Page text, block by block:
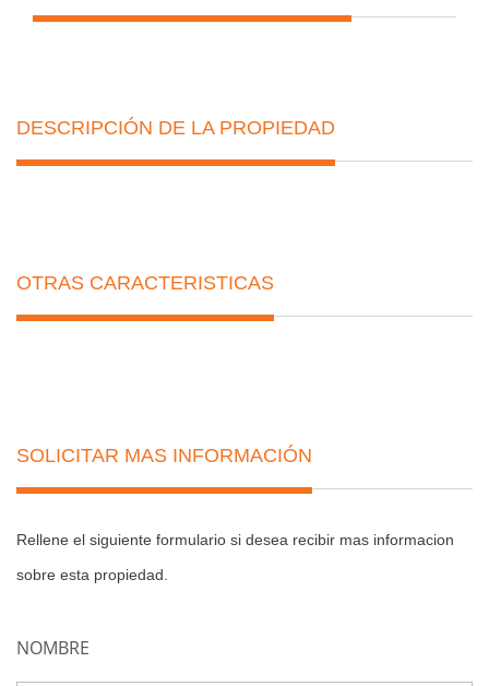
DESCRIPCIÓN DE LA PROPIEDAD
OTRAS CARACTERISTICAS
SOLICITAR MAS INFORMACIÓN
Rellene el siguiente formulario si desea recibir mas informacion
sobre esta propiedad.
NOMBRE